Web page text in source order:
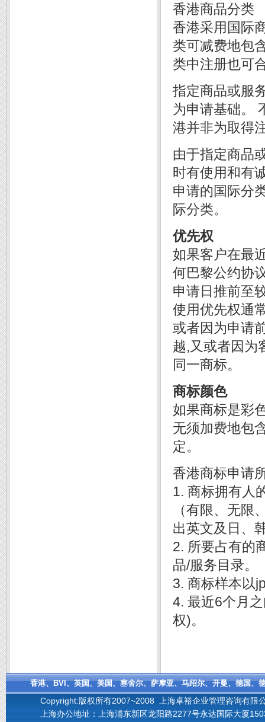
香港商品分类
香港采用国际
类可减费地包
类中注册也可
指定商品或服
为申请基础。
港并非为取得
由于指定商品
时有使用和有
申请的国际分
际分类。
优先权
如果客户在最
何巴黎公约协
申请日推前至
使用优先权通
或者因为申请
越,又或者因为
同一商标。
商标颜色
如果商标是彩
无须加费地包
定。
香港商标申请
1. 商标拥有人
（有限、无限
出英文及日、
2. 所要占有的
品/服务目录。
3. 商标样本以
4. 最近6个月
权)。
香港、BVI、英国、美国、塞舍尔、萨摩亚、马绍尔、开曼、德国、
Copyright:版权所有2007~2008 上海卓裕企业管理咨询有限
上海办公地址：上海浦东新区龙阳路2277号永达国际大厦